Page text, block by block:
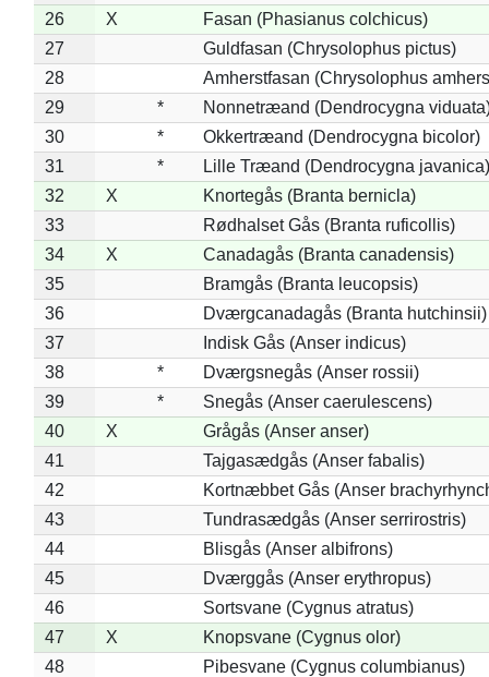
26
X
Fasan (Phasianus colchicus)
27
Guldfasan (Chrysolophus pictus)
28
Amherstfasan (Chrysolophus
29
*
Nonnetræand (Dendrocygna
30
*
Okkertræand (Dendrocygna bicolor)
31
*
Lille Træand (Dendrocygna javanica)
32
X
Knortegås (Branta bernicla)
33
Rødhalset Gås (Branta ruficollis)
34
X
Canadagås (Branta canadensis)
35
Bramgås (Branta leucopsis)
36
Dværgcanadagås (Branta hutchinsii)
37
Indisk Gås (Anser indicus)
38
*
Dværgsnegås (Anser rossii)
39
*
Snegås (Anser caerulescens)
40
X
Grågås (Anser anser)
41
Tajgasædgås (Anser fabalis)
42
Kortnæbbet Gås (Anser
43
Tundrasædgås (Anser serrirostris)
44
Blisgås (Anser albifrons)
45
Dværggås (Anser erythropus)
46
Sortsvane (Cygnus atratus)
47
X
Knopsvane (Cygnus olor)
48
Pibesvane (Cygnus columbianus)